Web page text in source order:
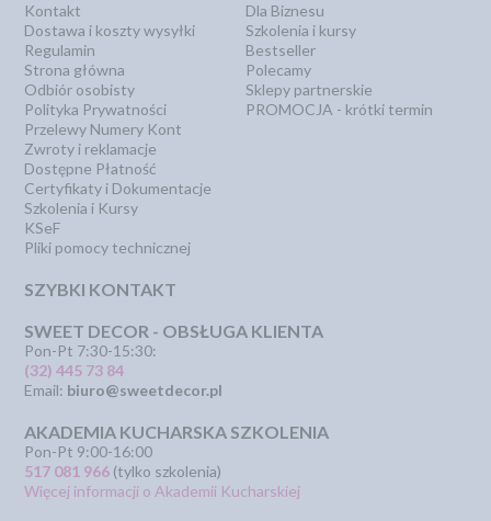
Kontakt
Dostawa i koszty wysyłki
Regulamin
Strona główna
Odbiór osobisty
Polityka Prywatności
Przelewy Numery Kont
Zwroty i reklamacje
Dostępne Płatność
Certyfikaty i Dokumentacje
Szkolenia i Kursy
KSeF
Pliki pomocy technicznej
Dla Biznesu
Szkolenia i kursy
Bestseller
Polecamy
Sklepy partnerskie
PROMOCJA - krótki termin
SZYBKI KONTAKT
SWEET DECOR - OBSŁUGA KLIENTA
Pon-Pt 7:30-15:30:
(32) 445 73 84
Email: biuro@sweetdecor.pl
AKADEMIA KUCHARSKA SZKOLENIA
Pon-Pt 9:00-16:00
517 081 966 (tylko szkolenia)
Więcej informacji o Akademii Kucharskiej